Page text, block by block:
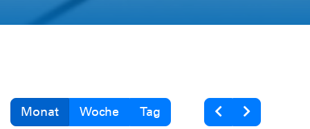
Monat Woche Tag